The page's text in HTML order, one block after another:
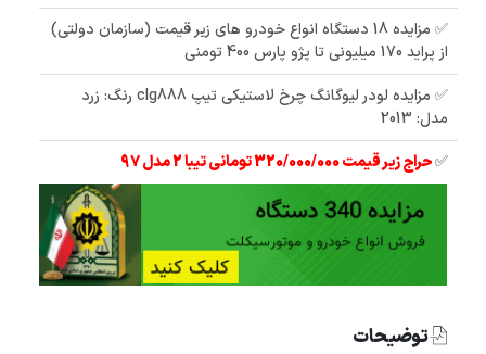
✅ مزایده 18 دستگاه انواع خودرو های زیر قیمت (سازمان دولتی)
از پراید 170 میلیونی تا پژو پارس 400 تومنی
✅ مزایده لودر لیوگانگ چرخ لاستیکی تیپ clg888 رنگ: زرد
مدل: 2013
✅حراج زیر قیمت 320/000/000 تومانی تیبا 2 مدل 97
توضیحات